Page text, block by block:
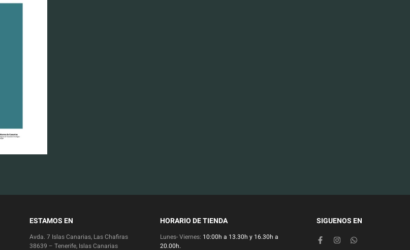
ESTAMOS EN
Avda. 7 Islas Canarias, Las Chafiras
38639 – Tenerife, Islas Canarias
HORARIO DE TIENDA
Lunes- Viernes: 10:00h a 13.30h y 16.30h a
20.00h.
SIGUENOS EN